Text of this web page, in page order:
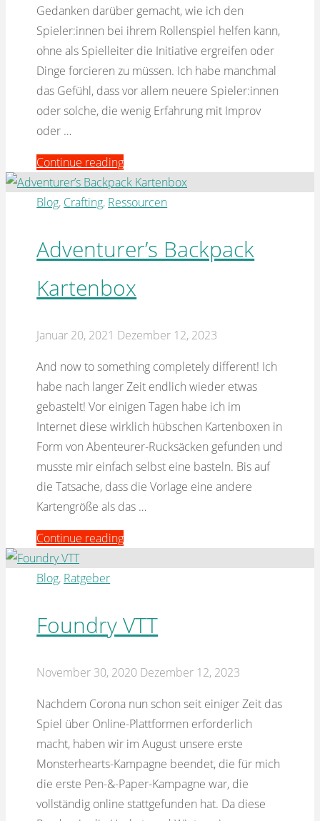
Gedanken darüber gemacht, wie ich den
Spieler:innen bei ihrem Rollenspiel helfen kann,
ohne als Spielleiter die Initiative ergreifen oder
Dinge forcieren zu müssen. Ich habe manchmal
das Gefühl, dass vor allem neuere Spieler:innen
oder solche, die wenig Erfahrung mit Improv
oder …
Continue reading"Rollenspiel
Prompt
Cards"
Blog, Crafting, Ressourcen
Adventurer’s Backpack
Kartenbox
Januar 20, 2021 Dezember 12, 2023
And now to something completely different! Ich
habe nach langer Zeit endlich wieder etwas
gebastelt! Vor einigen Tagen habe ich im
Internet diese wirklich hübschen Kartenboxen in
Form von Abenteurer-Rucksäcken gefunden und
musste mir einfach selbst eine basteln. Bis auf
die Tatsache, dass die Vorlage eine andere
Kartengröße als das …
Continue reading"Adventurer’s
Blog, Ratgeber
Foundry VTT
November 30, 2020 Dezember 12, 2023
Nachdem Corona nun schon seit einiger Zeit das
Spiel über Online-Plattformen erforderlich
macht, haben wir im August unsere erste
Monsterhearts-Kampagne beendet, die für mich
die erste Pen-&-Paper-Kampagne war, die
vollständig online stattgefunden hat. Da diese